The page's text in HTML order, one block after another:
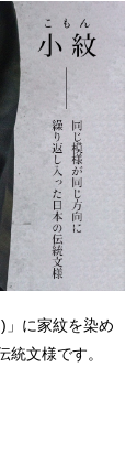
」に家紋を染め
統文様です。